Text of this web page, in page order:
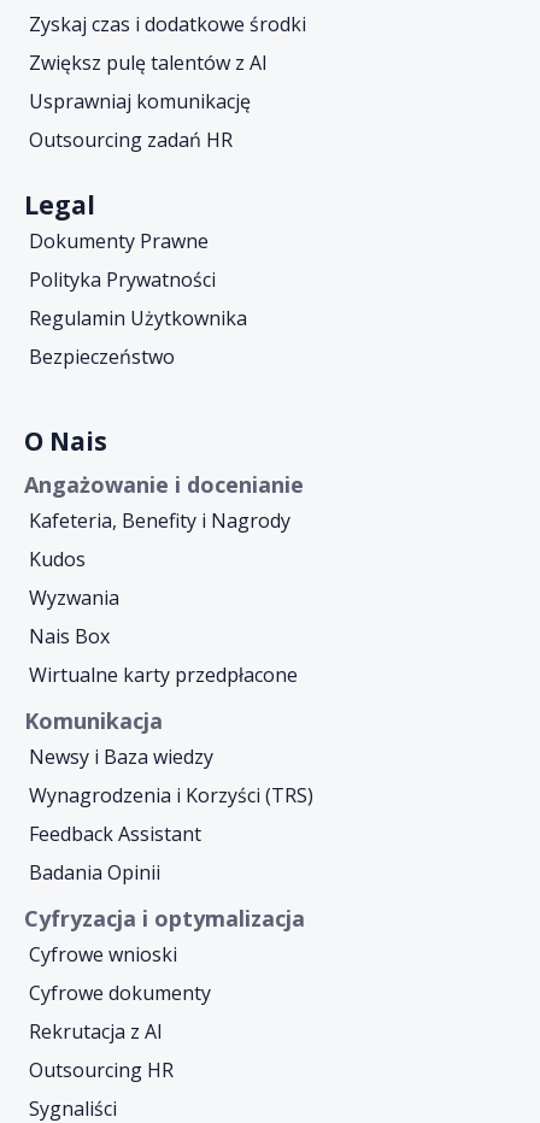
Zyskaj czas i dodatkowe środki
Zwiększ pulę talentów z AI
Usprawniaj komunikację
Outsourcing zadań HR
Legal
Dokumenty Prawne
Polityka Prywatności
Regulamin Użytkownika
Bezpieczeństwo
O Nais
Angażowanie i docenianie
Kafeteria, Benefity i Nagrody
Kudos
Wyzwania
Nais Box
Wirtualne karty przedpłacone
Komunikacja
Newsy i Baza wiedzy
Wynagrodzenia i Korzyści (TRS)
Feedback Assistant
Badania Opinii
Cyfryzacja i optymalizacja
Cyfrowe wnioski
Cyfrowe dokumenty
Rekrutacja z AI
Outsourcing HR
Sygnaliści